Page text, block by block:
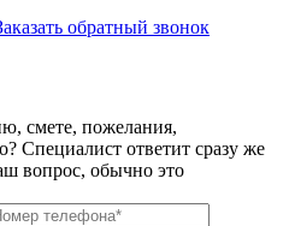
обратный звонок
смете, пожелания,
Специалист ответит сразу же
вопрос, обычно это